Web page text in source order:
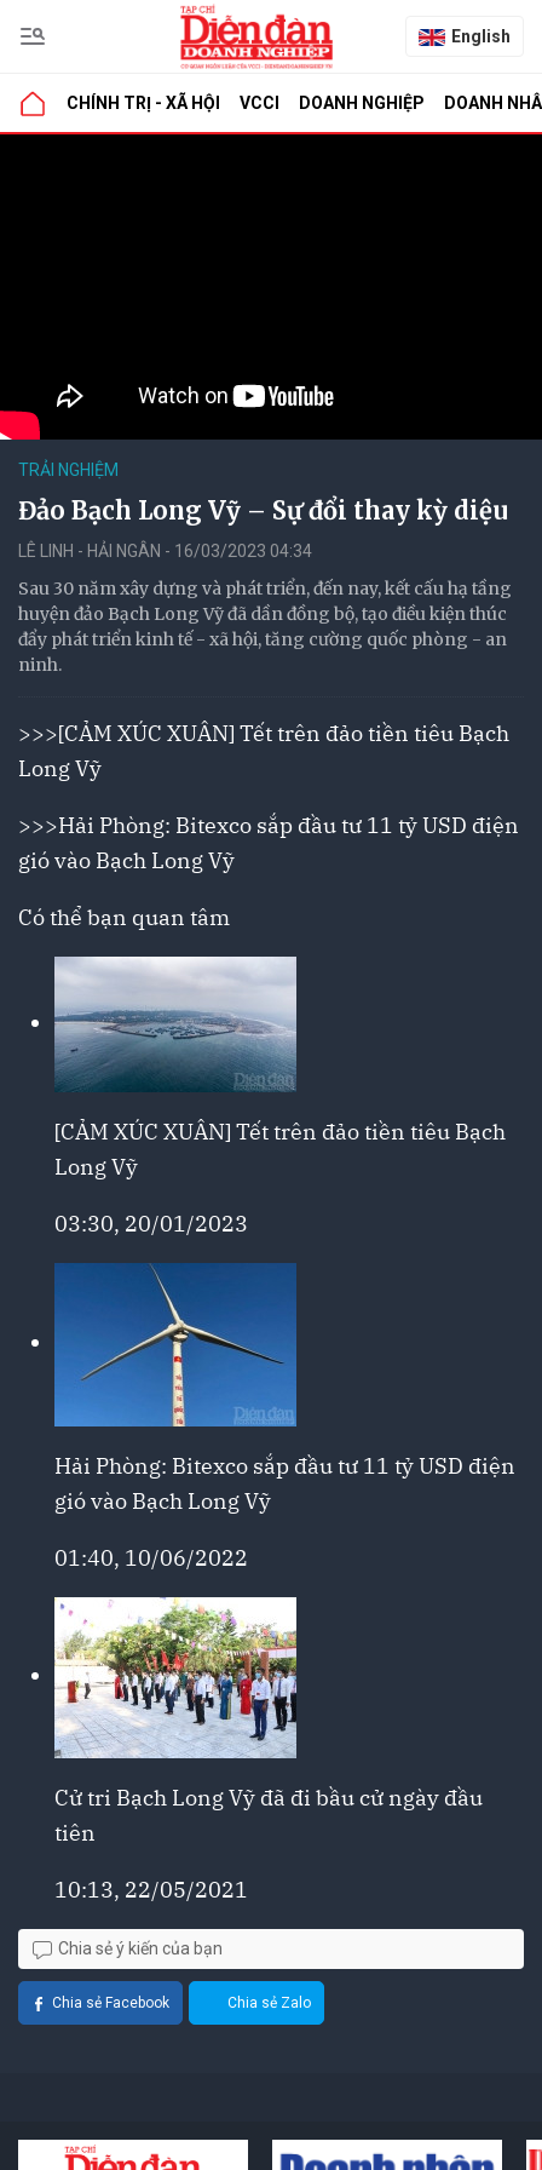
English
CHÍNH TRỊ - XÃ HỘI VCCI DOANH NGHIỆP DOANH
TRẢI NGHIỆM
Đảo Bạch Long Vỹ – Sự đổi thay kỳ diệu
LÊ LINH - HẢI NGÂN - 16/03/2023 04:34
Sau 30 năm xây dựng và phát triển, đến nay, kết cấu hạ tầng
huyện đảo Bạch Long Vỹ đã dần đồng bộ, tạo điều kiện thúc
đẩy phát triển kinh tế - xã hội, tăng cường quốc phòng - an
ninh.
>>>[CẢM XÚC XUÂN] Tết trên đảo tiền tiêu Bạch
Long Vỹ
>>>Hải Phòng: Bitexco sắp đầu tư 11 tỷ USD điện
gió vào Bạch Long Vỹ
Có thể bạn quan tâm
[CẢM XÚC XUÂN] Tết trên đảo tiền tiêu Bạch
Long Vỹ
03:30, 20/01/2023
Hải Phòng: Bitexco sắp đầu tư 11 tỷ USD điện
gió vào Bạch Long Vỹ
01:40, 10/06/2022
Cử tri Bạch Long Vỹ đã đi bầu cử ngày đầu
tiên
10:13, 22/05/2021
Chia sẻ ý kiến của bạn
Chia sẻ Facebook Chia sẻ Zalo